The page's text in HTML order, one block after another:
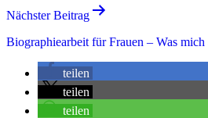
Nächster Beitrag
Biographiearbeit für Frauen – Was mich
teilen
teilen
teilen